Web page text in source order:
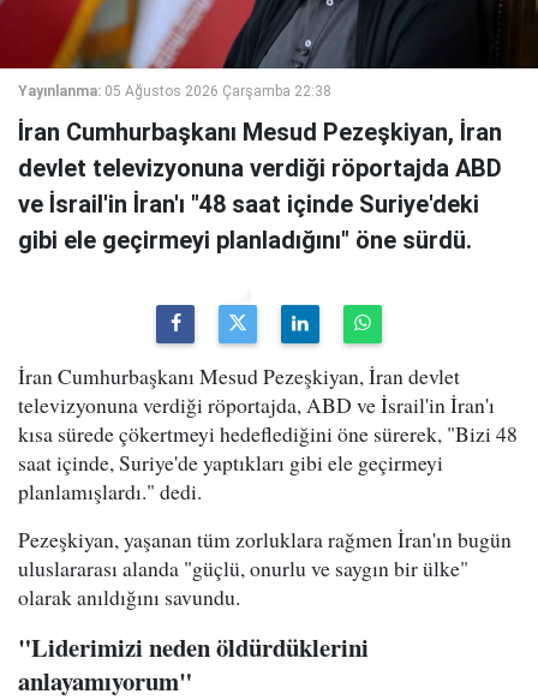
Yayınlanma: 05 Ağustos 2026 Çarşamba 22:38
İran Cumhurbaşkanı Mesud Pezeşkiyan, İran
devlet televizyonuna verdiği röportajda ABD
ve İsrail'in İran'ı "48 saat içinde Suriye'deki
gibi ele geçirmeyi planladığını" öne sürdü.
İran Cumhurbaşkanı Mesud Pezeşkiyan, İran devlet
televizyonuna verdiği röportajda, ABD ve İsrail'in İran'ı
kısa sürede çökertmeyi hedeflediğini öne sürerek, "Bizi 48
saat içinde, Suriye'de yaptıkları gibi ele geçirmeyi
planlamışlardı." dedi.
Pezeşkiyan, yaşanan tüm zorluklara rağmen İran'ın bugün
uluslararası alanda "güçlü, onurlu ve saygın bir ülke"
olarak anıldığını savundu.
"Liderimizi neden öldürdüklerini
anlayamıyorum"